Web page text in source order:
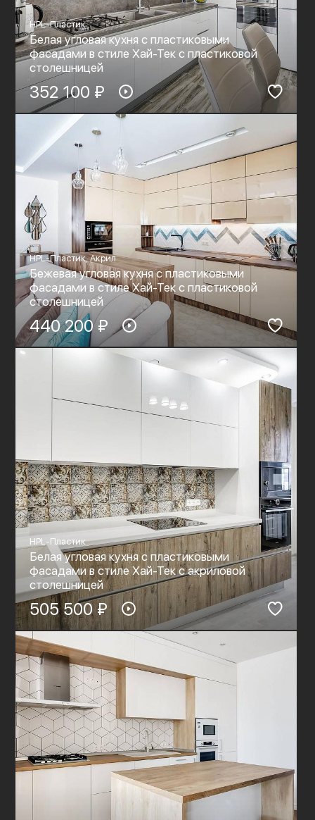
HPL-Пластик
Белая угловая кухня с пластиковыми
фасадами в стиле Хай-Тек с пластиковой
столешницей
352 100 ₽
HPL-Пластик, Акрил
Бежевая угловая кухня с пластиковыми
фасадами в стиле Хай-Тек с пластиковой
столешницей
440 200 ₽
HPL-Пластик
Белая угловая кухня с пластиковыми
фасадами в стиле Хай-Тек c акриловой
столешницей
505 500 ₽